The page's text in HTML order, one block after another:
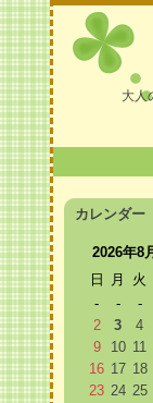
大人
カレンダー
2026年8
日
月 火
-
- -
2
3 4
9
10 11
16 17 18
23 24 25